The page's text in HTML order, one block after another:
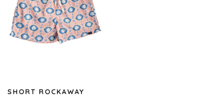
SHORT ROCKAWAY